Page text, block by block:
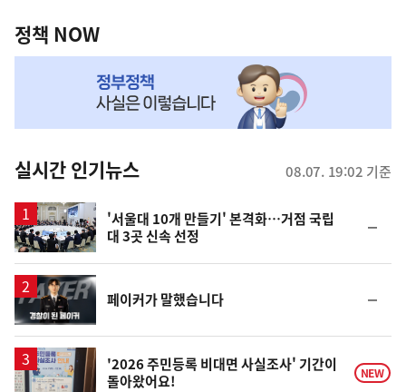
책
NOW,
뉴
스
정책 NOW
실시간 인기뉴스 08.07. 19:02 기준
'서울대 10개 만들기' 본격화…거점 국립
대 3곳 신속 선정
일
영
상
페이커가 말했습니다
일
'2026 주민등록 비대면 사실조사' 기간이
돌아왔어요!
NEW